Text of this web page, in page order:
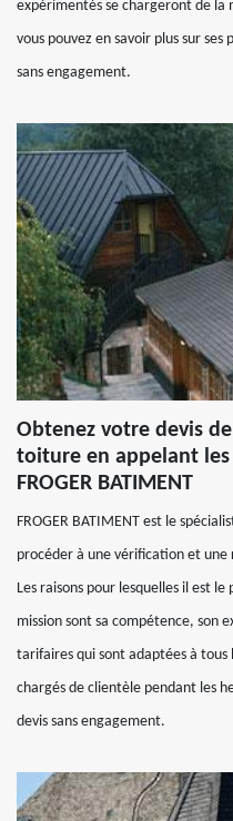
expérimentés se chargeront de
vous pouvez en savoir plus sur
sans engagement.
Obtenez votre devis
toiture en appelant les
FROGER BATIMENT
FROGER BATIMENT est le
procéder à une vérification et
Les raisons pour lesquelles il est
mission sont sa compétence, son
tarifaires qui sont adaptées à tous
chargés de clientèle pendant les
devis sans engagement.